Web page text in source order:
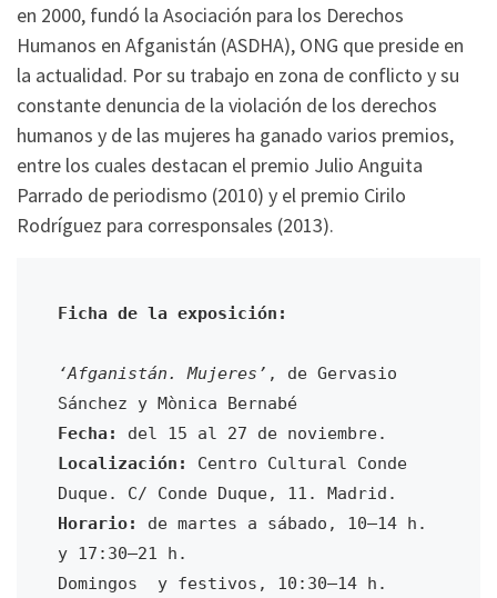
en 2000, fundó la Asociación para los Derechos
Humanos en Afganistán (ASDHA), ONG que preside en
la actualidad. Por su trabajo en zona de conflicto y su
constante denuncia de la violación de los derechos
humanos y de las mujeres ha ganado varios premios,
entre los cuales destacan el premio Julio Anguita
Parrado de periodismo (2010) y el premio Cirilo
Rodríguez para corresponsales (2013).
Ficha de la exposición:
‘Afganistán. Mujeres’ , de Gervasio
Sánchez y Mònica Bernabé
Fecha:
Localización:
Centro Cultural Conde
Horario:
de martes a sábado, 10–14 h.
y 17:30–21 h.